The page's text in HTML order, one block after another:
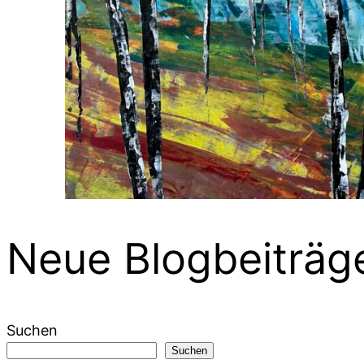
Neue
Suchen
Suchen